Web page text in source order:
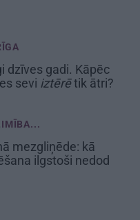
dzīves gadi. Kāpēc
sevi iztērētik ātri?
mezgliņēde: kā
ilgstoši nedod